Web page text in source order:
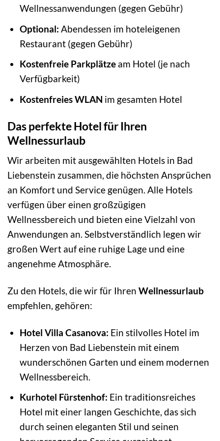
Wellnessanwendungen (gegen Gebühr)
Optional: Abendessen im hoteleigenen
Restaurant (gegen Gebühr)
Kostenfreie Parkplätzeam Hotel (je nach
Verfügbarkeit)
Kostenfreies WLAN im gesamten Hotel
Das perfekte Hotel für Ihren
Wellnessurlaub
Wir arbeiten mit ausgewählten Hotels in Bad
Liebenstein zusammen, die höchsten Ansprüchen
an Komfort und Service genügen. Alle Hotels
verfügen über einen großzügigen
Wellnessbereich und bieten eine Vielzahl von
Anwendungen an. Selbstverständlich legen wir
großen Wert auf eine ruhige Lage und eine
angenehme Atmosphäre.
Zu den Hotels, die wir für Ihren Wellnessurlaub
empfehlen, gehören:
Hotel Villa Casanova: Ein stilvolles Hotel im
Herzen von Bad Liebenstein mit einem
wunderschönen Garten und einem modernen
Wellnessbereich.
Kurhotel Fürstenhof: Ein traditionsreiches
Hotel mit einer langen Geschichte, das sich
durch seinen eleganten Stil und seinen